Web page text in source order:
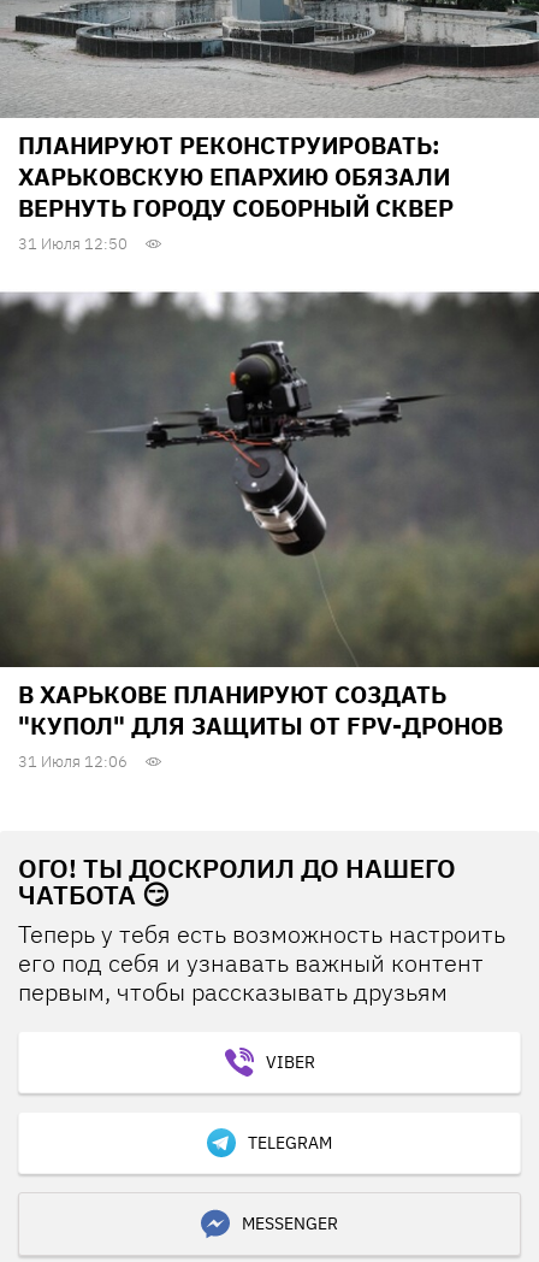
ПЛАНИРУЮТ РЕКОНСТРУИРОВАТЬ:
ХАРЬКОВСКУЮ ЕПАРХИЮ ОБЯЗАЛИ
ВЕРНУТЬ ГОРОДУ СОБОРНЫЙ СКВЕР
31 Июля 12:50
В ХАРЬКОВЕ ПЛАНИРУЮТ СОЗДАТЬ
"КУПОЛ" ДЛЯ ЗАЩИТЫ ОТ FPV-ДРОНОВ
31 Июля 12:06
ОГО! ТЫ ДОСКРОЛИЛ ДО НАШЕГО
ЧАТБОТА 😏
Теперь у тебя есть возможность настроить
его под себя и узнавать важный контент
первым, чтобы рассказывать друзьям
VIBER
TELEGRAM
MESSENGER